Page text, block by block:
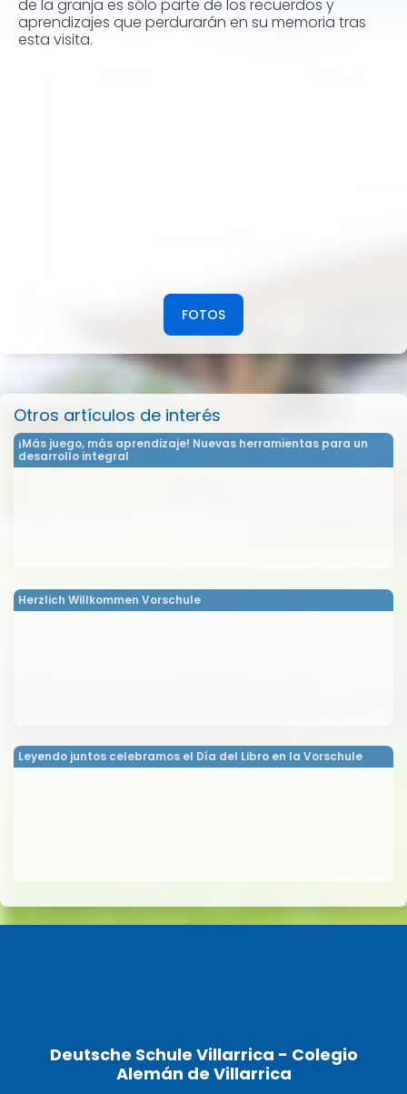
de la granja es sólo parte de los recuerdos y
aprendizajes que perdurarán en su memoria tras
esta visita.
FOTOS
Otros artículos de interés
¡Más juego, más aprendizaje! Nuevas herramientas para un
desarrollo integral
Herzlich Willkommen Vorschule
Leyendo juntos celebramos el Día del Libro en la Vorschule
Deutsche Schule Villarrica - Colegio
Alemán de Villarrica